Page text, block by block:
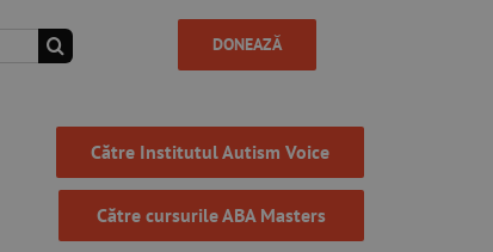
DONEAZĂ
Către Institutul Autism Voice
Către cursurile ABA Masters